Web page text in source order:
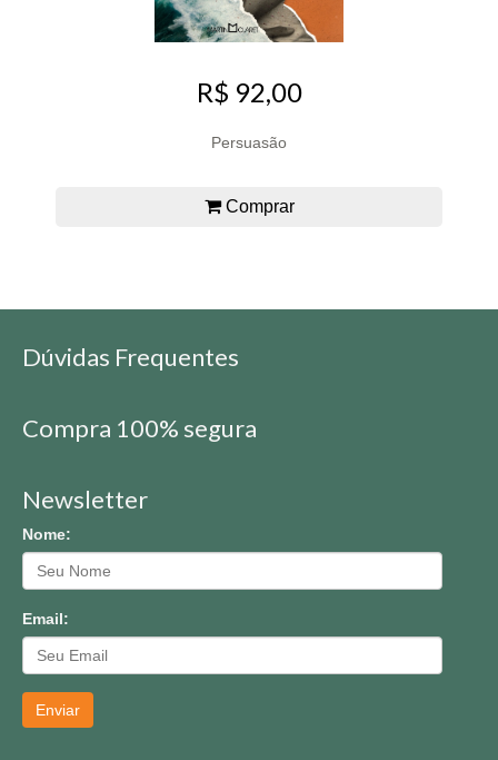
R$ 92,00
Persuasão
Comprar
Dúvidas Frequentes
Compra 100% segura
Newsletter
Nome:
Email:
Enviar